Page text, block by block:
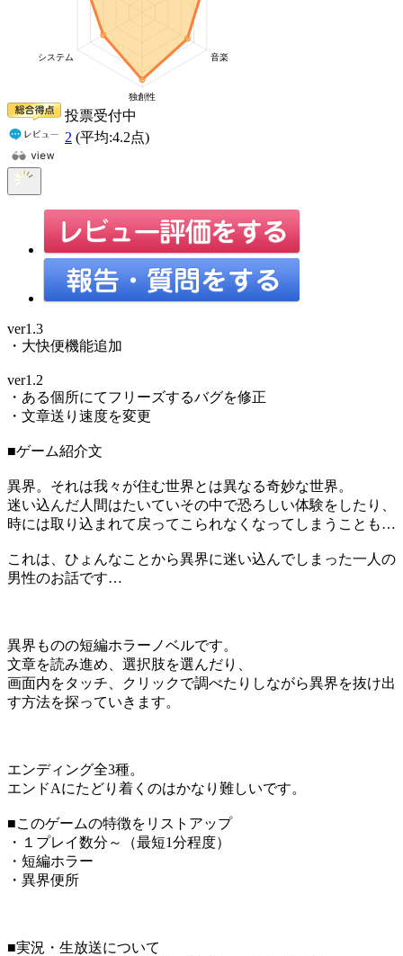
投票受付中
2 (平均:4.2点)
ver1.3
・大快便機能追加
ver1.2
・ある個所にてフリーズするバグを修正
・文章送り速度を変更
■ゲーム紹介文
異界。それは我々が住む世界とは異なる奇妙な世界。
迷い込んだ人間はたいていその中で恐ろしい体験をしたり、
時には取り込まれて戻ってこられなくなってしまうことも…
これは、ひょんなことから異界に迷い込んでしまった一人の
男性のお話です…
異界ものの短編ホラーノベルです。
文章を読み進め、選択肢を選んだり、
画面内をタッチ、クリックで調べたりしながら異界を抜け出
す方法を探っていきます。
エンディング全3種。
エンドAにたどり着くのはかなり難しいです。
■このゲームの特徴をリストアップ
・１プレイ数分～（最短1分程度）
・短編ホラー
・異界便所
■実況・生放送について